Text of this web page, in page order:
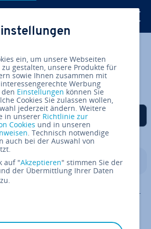
So löschen Sie
mehrere Beiträge
Auf Facebook teilen
Auf Twitter teilen
Auf LinkedIn teilen
Als be­vor­zug­te Quelle
auf Google hin­zu­fü­gen
Befehl, wenn Sie einen
entfernen möchten. Er er­mög­
WHERE-Bedingung. Diese ist
al­ler­dings auf sie, wird die
ein, um unsere Webseiten
gestalten, unsere Produkte für
sowie Ihnen zusammen mit
Werbung
Einstellungen können Sie
Cookies Sie zulassen wollen,
jederzeit ändern. Weitere
in unserer Richtlinie zur
Cookies und in unseren
. Technisch notwendige
auch bei der Auswahl von
auf "Akzeptieren" stimmen Sie der
der Übermittlung Ihrer Daten